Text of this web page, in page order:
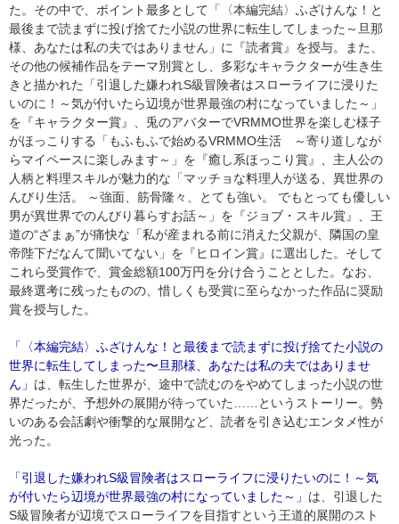
た。その中で、ポイント最多として「〈本編完結〉ふざけんな！と
最後まで読まずに投げ捨てた小説の世界に転生してしまった～旦那
様、あなたは私の夫ではありません」に『読者賞』を授与。また、
その他の候補作品をテーマ別賞とし、多彩なキャラクターが生き生
きと描かれた「引退した嫌われS級冒険者はスローライフに浸りた
いのに！～気が付いたら辺境が世界最強の村になっていました～」
を『キャラクター賞』、兎のアバターでVRMMO世界を楽しむ様子
がほっこりする「もふもふで始めるVRMMO生活 ～寄り道しなが
らマイペースに楽しみます～」を『癒し系ほっこり賞』、主人公の
人柄と料理スキルが魅力的な「マッチョな料理人が送る、異世界の
んびり生活。 ～強面、筋骨隆々、とても強い。 でもとっても優しい
男が異世界でのんびり暮らすお話～」を『ジョブ・スキル賞』、王
道の“ざまぁ”が痛快な「私が産まれる前に消えた父親が、隣国の皇
帝陛下だなんて聞いてない」を『ヒロイン賞』に選出した。そして
これら受賞作で、賞金総額100万円を分け合うこととした。なお、
最終選考に残ったものの、惜しくも受賞に至らなかった作品に奨励
賞を授与した。
「〈本編完結〉ふざけんな！と最後まで読まずに投げ捨てた小説の
世界に転生してしまった〜旦那様、あなたは私の夫ではありませ
ん」 は、転生した世界が、途中で読むのをやめてしまった小説の世
界だったが、予想外の展開が待っていた……というストーリー。勢
いのある会話劇や衝撃的な展開など、読者を引き込むエンタメ性が
光った。
「引退した嫌われS級冒険者はスローライフに浸りたいのに！～気
が付いたら辺境が世界最強の村になっていました～」 は、引退した
S級冒険者が辺境でスローライフを目指すという王道的展開のスト